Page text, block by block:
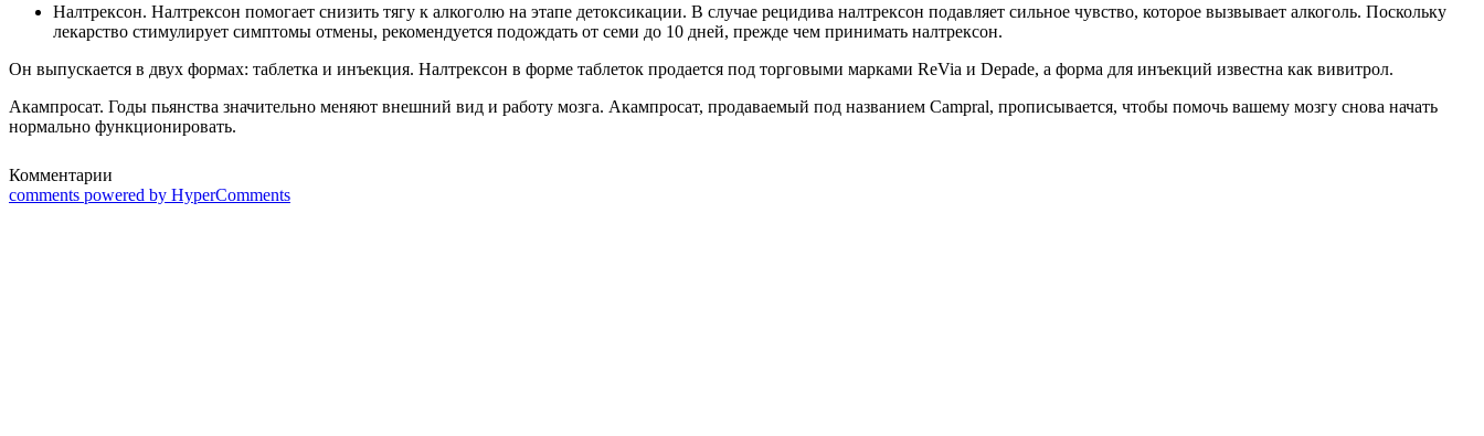
Налтрексон. Налтрексон помогает снизить тягу к алкоголю на этапе детоксикации. В случае рецидива налтрексон подавляет сильное чувство, которое вызвывает алкоголь. Поскольку
лекарство стимулирует симптомы отмены, рекомендуется подождать от семи до 10 дней, прежде чем принимать налтрексон.
Он выпускается в двух формах: таблетка и инъекция. Налтрексон в форме таблеток продается под торговыми марками ReVia и Depade, а форма для инъекций известна как вивитрол.
Акампросат. Годы пьянства значительно меняют внешний вид и работу мозга. Акампросат, продаваемый под названием Campral, прописывается, чтобы помочь вашему мозгу снова начать
нормально функционировать.
Комментарии
comments powered by HyperComments